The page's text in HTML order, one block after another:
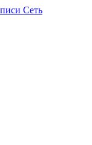
Сеть